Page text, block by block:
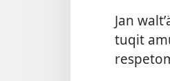
Jan
tuqit